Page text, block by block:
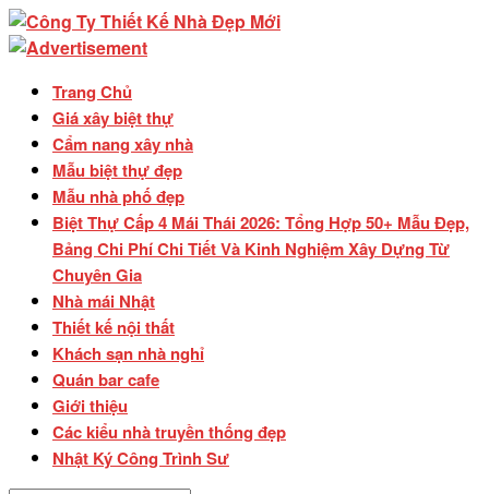
Trang Chủ
Giá xây biệt thự
Cẩm nang xây nhà
Mẫu biệt thự đẹp
Mẫu nhà phố đẹp
Biệt Thự Cấp 4 Mái Thái 2026: Tổng Hợp 50+ Mẫu Đẹp,
Bảng Chi Phí Chi Tiết Và Kinh Nghiệm Xây Dựng Từ
Chuyên Gia
Nhà mái Nhật
Thiết kế nội thất
Khách sạn nhà nghỉ
Quán bar cafe
Giới thiệu
Các kiểu nhà truyền thống đẹp
Nhật Ký Công Trình Sư